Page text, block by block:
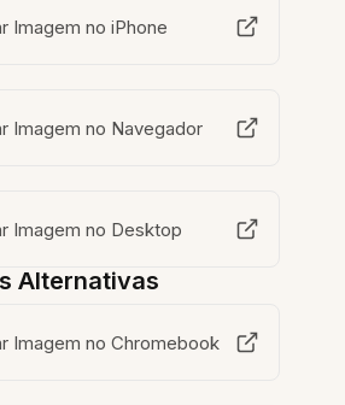
Imagem no iPhone
Imagem no Navegador
Imagem no Desktop
Alternativas
Imagem no Chromebook